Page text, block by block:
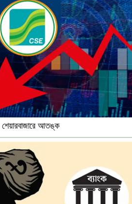
ভিডিও পোস্ট শিক্ষকের
আতঙ্ক